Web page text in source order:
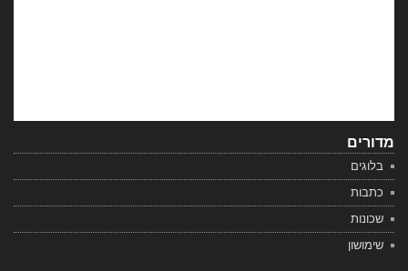
מדורים
בלוגים
כתבות
שכונות
שימושון